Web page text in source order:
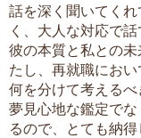
話を深く聞いてく
く、大人な対応で話
彼の本質と私との
たし、再就職にお
何を分けて考えるべ
夢見心地な鑑定で
るので、とても納得